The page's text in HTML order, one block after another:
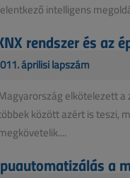
intelligens
rendszer és az
áprilisi lapszám
elkötelezett a
között azért is teszi,
a